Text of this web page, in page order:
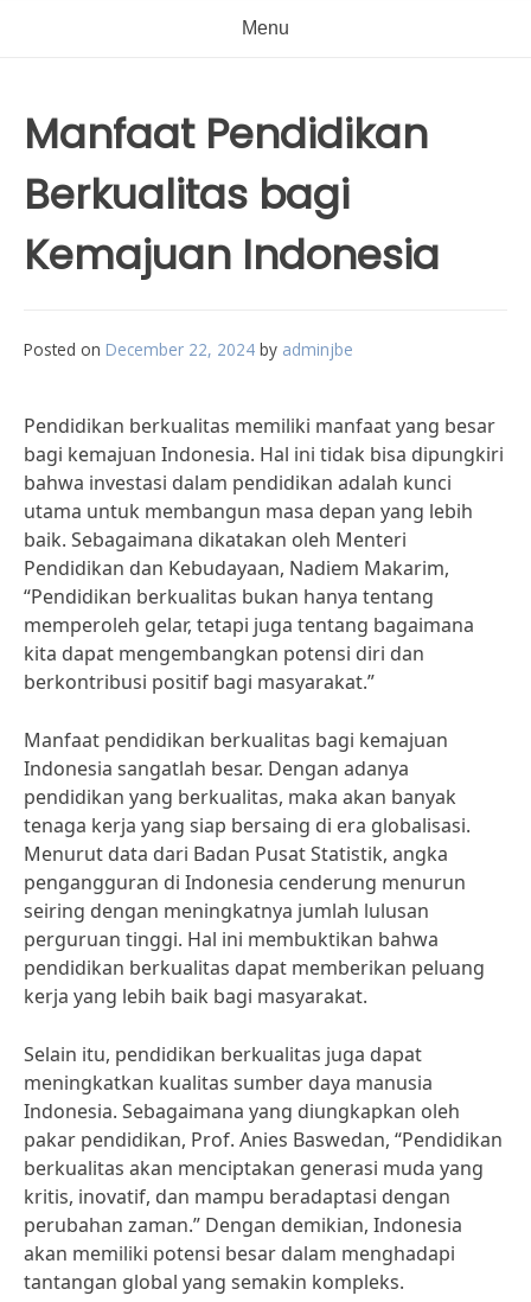
Menu
Manfaat Pendidikan
Berkualitas bagi
Kemajuan Indonesia
Posted on December 22, 2024 by adminjbe
Pendidikan berkualitas memiliki manfaat yang besar
bagi kemajuan Indonesia. Hal ini tidak bisa dipungkiri
bahwa investasi dalam pendidikan adalah kunci
utama untuk membangun masa depan yang lebih
baik. Sebagaimana dikatakan oleh Menteri
Pendidikan dan Kebudayaan, Nadiem Makarim,
“Pendidikan berkualitas bukan hanya tentang
memperoleh gelar, tetapi juga tentang bagaimana
kita dapat mengembangkan potensi diri dan
berkontribusi positif bagi masyarakat.”
Manfaat pendidikan berkualitas bagi kemajuan
Indonesia sangatlah besar. Dengan adanya
pendidikan yang berkualitas, maka akan banyak
tenaga kerja yang siap bersaing di era globalisasi.
Menurut data dari Badan Pusat Statistik, angka
pengangguran di Indonesia cenderung menurun
seiring dengan meningkatnya jumlah lulusan
perguruan tinggi. Hal ini membuktikan bahwa
pendidikan berkualitas dapat memberikan peluang
kerja yang lebih baik bagi masyarakat.
Selain itu, pendidikan berkualitas juga dapat
meningkatkan kualitas sumber daya manusia
Indonesia. Sebagaimana yang diungkapkan oleh
pakar pendidikan, Prof. Anies Baswedan, “Pendidikan
berkualitas akan menciptakan generasi muda yang
kritis, inovatif, dan mampu beradaptasi dengan
perubahan zaman.” Dengan demikian, Indonesia
akan memiliki potensi besar dalam menghadapi
tantangan global yang semakin kompleks.